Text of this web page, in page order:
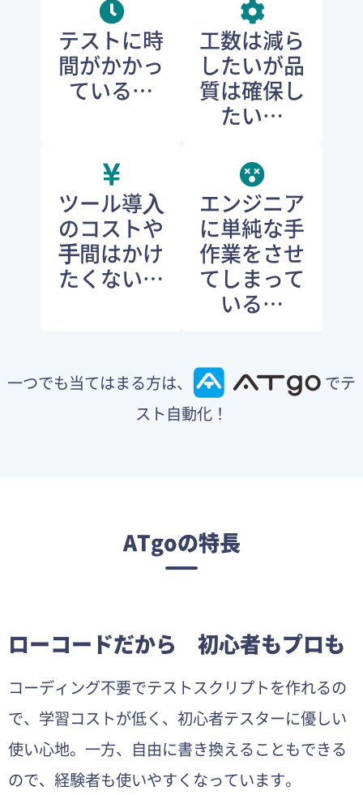
テストに時
間がかかっ
ている…
工数は減ら
したいが品
質は確保し
たい…
ツール導⼊
のコストや
⼿間はかけ
たくない…
エンジニア
に単純な手
作業をさせ
てしまって
いる…
一つでも当てはまる方は、
でテ
スト自動化！
ATgoの特長
ローコードだから 初心者もプロも
コーディング不要でテストスクリプトを作れるの
で、学習コストが低く、初心者テスターに優しい
使い心地。一方、自由に書き換えることもできる
ので、経験者も使いやすくなっています。